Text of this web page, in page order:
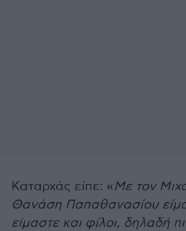
Καταρχάς είπε: «Με τον
Θανάση Παπαθανασίου
είμαστε και φίλοι, δηλαδή